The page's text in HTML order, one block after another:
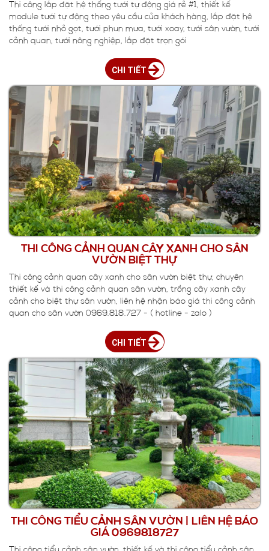
Thi công lắp đặt hệ thống tưới tự động giá rẻ #1, thiết kế
module tưới tự động theo yêu cầu của khách hàng, lắp đặt hệ
thống tưới nhỏ gọt, tưới phun mưa, tưới xoay, tưới sân vườn, tưới
cảnh quan, tưới nông nghiệp, lắp đặt trọn gói
CHI TIẾT
THI CÔNG CẢNH QUAN CÂY XANH CHO SÂN
VƯỜN BIỆT THỰ
Thi công cảnh quan cây xanh cho sân vườn biệt thự, chuyên
thiết kế và thi công cảnh quan sân vườn, trồng cây xanh cây
cảnh cho biệt thự sân vườn, liên hệ nhận báo giá thi công cảnh
quan cho sân vườn 0969.818.727 - ( hotline - zalo )
CHI TIẾT
THI CÔNG TIỂU CẢNH SÂN VƯỜN | LIÊN HỆ BÁO
GIÁ 0969818727